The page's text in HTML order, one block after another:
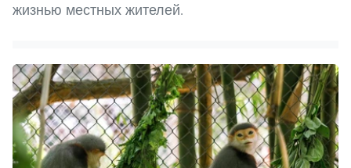
жизнью местных жителей.